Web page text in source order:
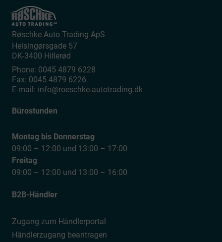
Røschke Auto Trading ApS
Helsingørsgade 57
DK-3400 Hillerød
Phone: 0045 4879 6228
Fax: 0045 4879 6226
E-mail: info@roeschke-autotrading.dk
Bürostunden
Montag bis Donnerstag
09:00 – 12:00 und 13:00 – 17:00
Freitag
09:00 – 12:00 und 13:00 – 16:00
B2B-Händler
Zugang zum Händlerportal
Händlerzugang beantragen